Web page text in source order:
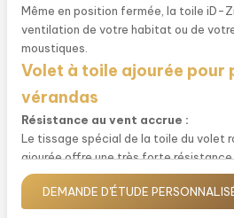
Même en position fermée, la toile iD-
ventilation de votre habitat ou de
moustiques.
Volet à toile ajourée pour
vérandas
Résistance au vent accrue :
Le tissage spécial de la toile du volet
ajourée offre une très forte résistance
durabilité !
Résistance des teintes :
Les toiles équipant les volets solaires
DEMANDE D'ÉTUDE